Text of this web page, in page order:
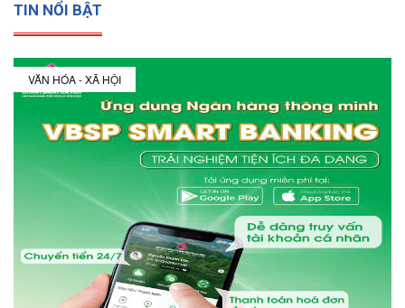
TIN NỔI BẬT
VĂN HÓA - XÃ HỘI